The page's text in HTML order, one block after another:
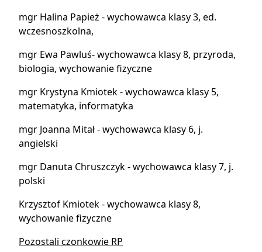
mgr Halina Papież - wychowawca klasy 3, ed.
wczesnoszkolna,
mgr Ewa Pawluś- wychowawca klasy 8, przyroda,
biologia, wychowanie fizyczne
mgr Krystyna Kmiotek - wychowawca klasy 5,
matematyka, informatyka
mgr Joanna Mitał - wychowawca klasy 6, j.
angielski
mgr Danuta Chruszczyk - wychowawca klasy 7, j.
polski
Krzysztof Kmiotek - wychowawca klasy 8,
wychowanie fizyczne
Pozostali czonkowie RP